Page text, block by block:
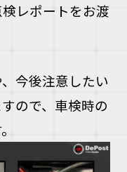
レポートをお渡
今後注意したい
ので、車検時の